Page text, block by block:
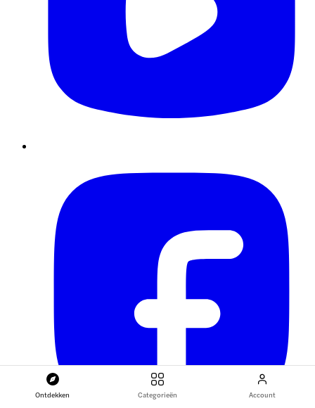
Ontdekken Categorieën Account